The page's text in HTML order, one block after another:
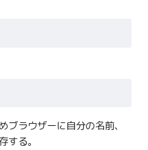
ブラウザーに自分の名前、
する。